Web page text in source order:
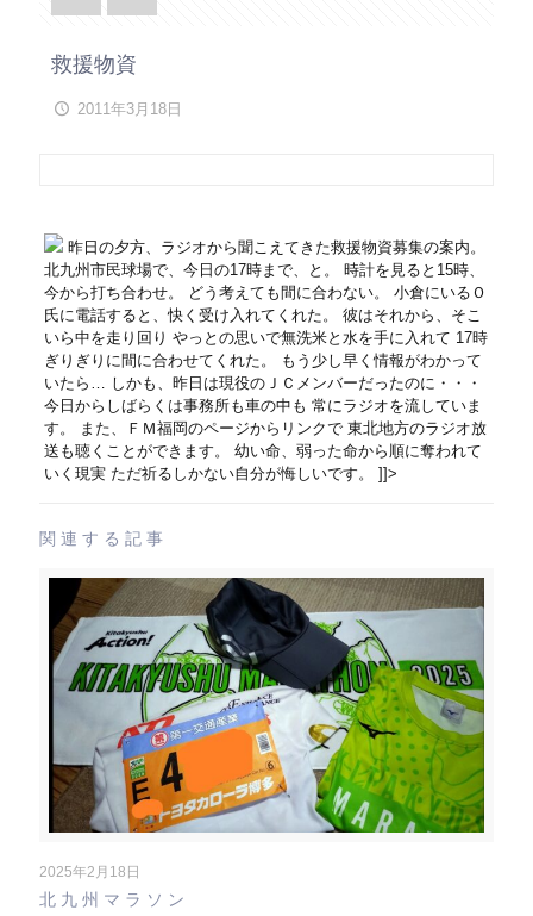
救援物資
2011年3月18日
昨日の夕方、ラジオから聞こえてきた救援物資募集の案内。
北九州市民球場で、今日の17時まで、と。 時計を見ると15時、
今から打ち合わせ。 どう考えても間に合わない。 小倉にいるＯ
氏に電話すると、快く受け入れてくれた。 彼はそれから、そこ
いら中を走り回り やっとの思いで無洗米と水を手に入れて 17時
ぎりぎりに間に合わせてくれた。 もう少し早く情報がわかって
いたら… しかも、昨日は現役のＪＣメンバーだったのに・・・
今日からしばらくは事務所も車の中も 常にラジオを流していま
す。 また、ＦＭ福岡のページからリンクで 東北地方のラジオ放
送も聴くことができます。 幼い命、弱った命から順に奪われて
いく現実 ただ祈るしかない自分が悔しいです。 ]]>
関連する記事
2025年2月18日
北九州マラソン